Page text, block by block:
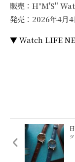
販売：H°M'S"
発売：2026年4月4
▼ Watch LIFE